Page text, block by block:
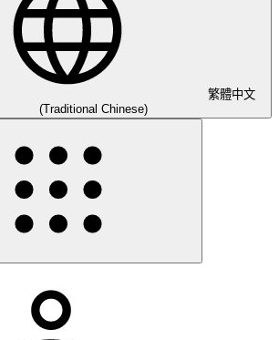
繁體中文
(Traditional Chinese)